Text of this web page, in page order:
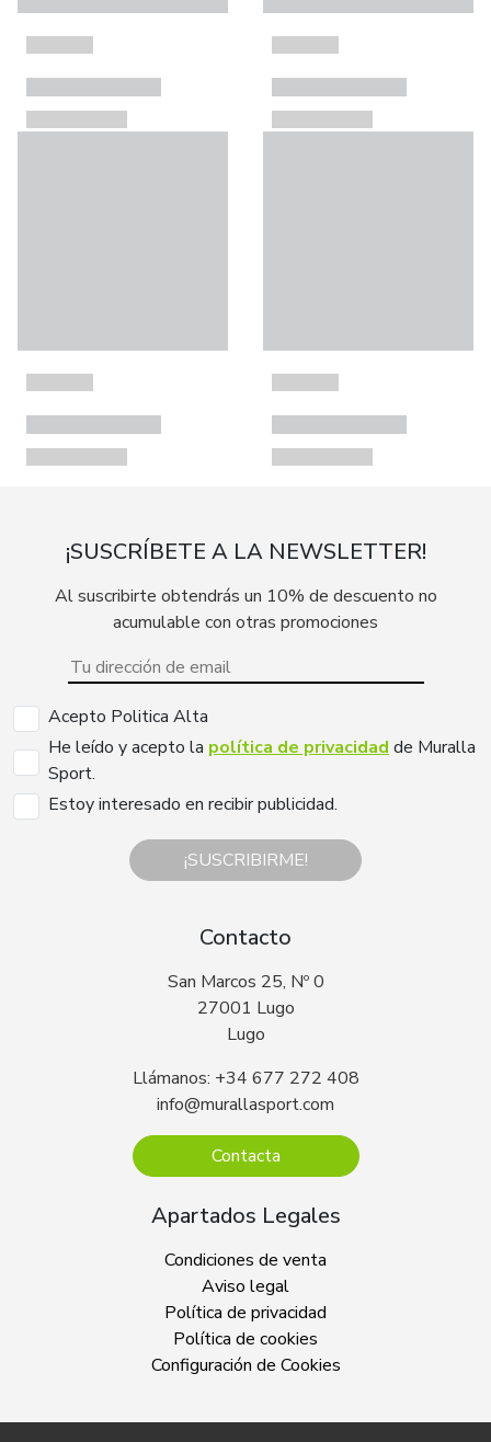
¡SUSCRÍBETE A LA NEWSLETTER!
Al suscribirte obtendrás un 10% de descuento no
acumulable con otras promociones
Acepto Politica Alta
He leído y acepto la política de privacidad de Muralla
Sport.
Estoy interesado en recibir publicidad.
¡SUSCRIBIRME!
Contacto
San Marcos 25, Nº 0
27001 Lugo
Lugo
Llámanos: +34 677 272 408
info@murallasport.com
Contacta
Apartados Legales
Condiciones de venta
Aviso legal
Política de privacidad
Política de cookies
Configuración de Cookies